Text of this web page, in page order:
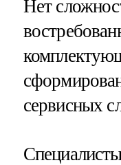
Нет
сервисных